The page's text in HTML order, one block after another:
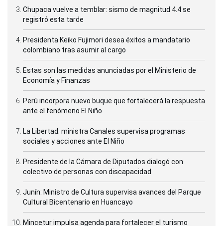
Chupaca vuelve a temblar: sismo de magnitud 4.4 se
registró esta tarde
Presidenta Keiko Fujimori desea éxitos a mandatario
colombiano tras asumir al cargo
Estas son las medidas anunciadas por el Ministerio de
Economía y Finanzas
Perú incorpora nuevo buque que fortalecerá la respuesta
ante el fenómeno El Niño
La Libertad: ministra Canales supervisa programas
sociales y acciones ante El Niño
Presidente de la Cámara de Diputados dialogó con
colectivo de personas con discapacidad
Junín: Ministro de Cultura supervisa avances del Parque
Cultural Bicentenario en Huancayo
Mincetur impulsa agenda para fortalecer el turismo